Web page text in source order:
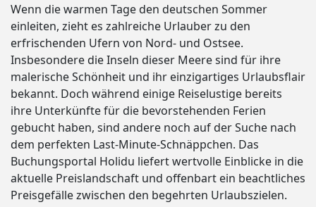
Wenn die warmen Tage den deutschen Sommer
einleiten, zieht es zahlreiche Urlauber zu den
erfrischenden Ufern von Nord- und Ostsee.
Insbesondere die Inseln dieser Meere sind für ihre
malerische Schönheit und ihr einzigartiges Urlaubsflair
bekannt. Doch während einige Reiselustige bereits
ihre Unterkünfte für die bevorstehenden Ferien
gebucht haben, sind andere noch auf der Suche nach
dem perfekten Last-Minute-Schnäppchen. Das
Buchungsportal Holidu liefert wertvolle Einblicke in die
aktuelle Preislandschaft und offenbart ein beachtliches
Preisgefälle zwischen den begehrten Urlaubszielen.